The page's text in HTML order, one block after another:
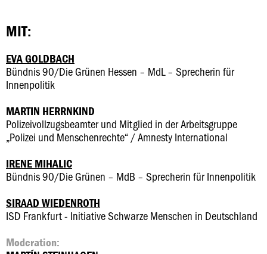
MIT:
EVA GOLDBACH
Bündnis 90/Die Grünen Hessen – MdL – Sprecherin für
Innenpolitik
MARTIN HERRNKIND
Polizeivollzugsbeamter und Mitglied in der Arbeitsgruppe
„Polizei und Menschenrechte“ / Amnesty International
IRENE MIHALIC
Bündnis 90/Die Grünen – MdB – Sprecherin für Innenpolitik
SIRAAD WIEDENROTH
ISD Frankfurt - Initiative Schwarze Menschen in Deutschland
Moderation: